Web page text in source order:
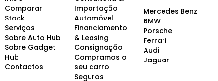
Comparar
Stock
Serviços
Sobre Auto Hub
Sobre Gadget
Hub
Contactos
Importação
Automóvel
Financiamento
& Leasing
Consignação
Compramos o
seu carro
Seguros
Mercedes Benz
BMW
Porsche
Ferrari
Audi
Jaguar